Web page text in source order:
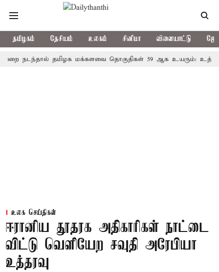
தமிழகம் தேசியம் உலகம் சினிமா விளையாட்டு
நடந்தால் தமிழக மக்களவை தொகுதிகள் 59 ஆக உயரும்: உத்தேச
உலக செய்திகள்
ஈரானிய தூதரக அதிகாரிகள் நாட்டை
விட்டு வெளியேற சவுதி அரேபியா
உத்தரவு